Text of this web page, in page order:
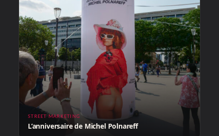
L’anniversaire de Michel Polnareff
STREET MARKETING